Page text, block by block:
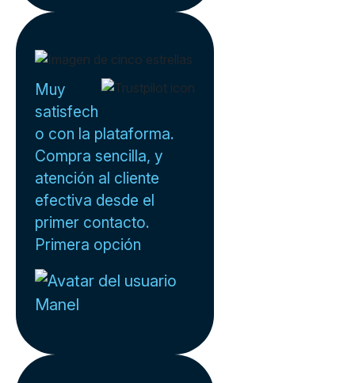
Muy
satisfech
o con la plataforma.
Compra sencilla, y
atención al cliente
efectiva desde el
primer contacto.
Primera opción
Manel